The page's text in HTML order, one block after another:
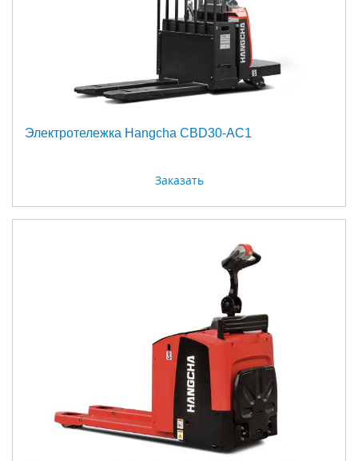
Электротележка Hangcha CBD30-AC1
Заказать